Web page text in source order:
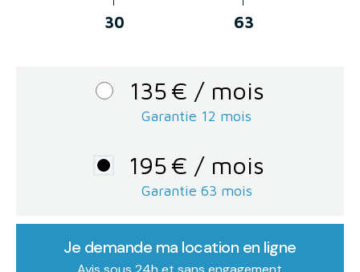
30 63
135 € / mois
Garantie 12 mois
195 € / mois
Garantie 63 mois
Je demande ma location en ligne